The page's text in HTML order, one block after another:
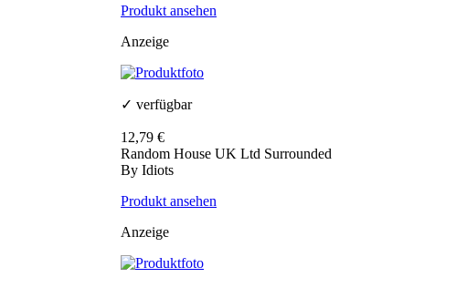
Produkt ansehen
Anzeige
✓ verfügbar
12,79 €
Random House UK Ltd Surrounded
By Idiots
Produkt ansehen
Anzeige